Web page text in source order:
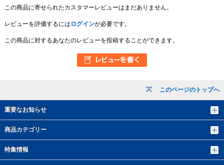
このページのトップへ
重要なお知らせ
商品カテゴリー
特集情報
この商品に寄せられたカスタマーレビューはまだありません。
レビューを評価するには ログインが必要です。
この商品に対するあなたのレビューを投稿することができます。